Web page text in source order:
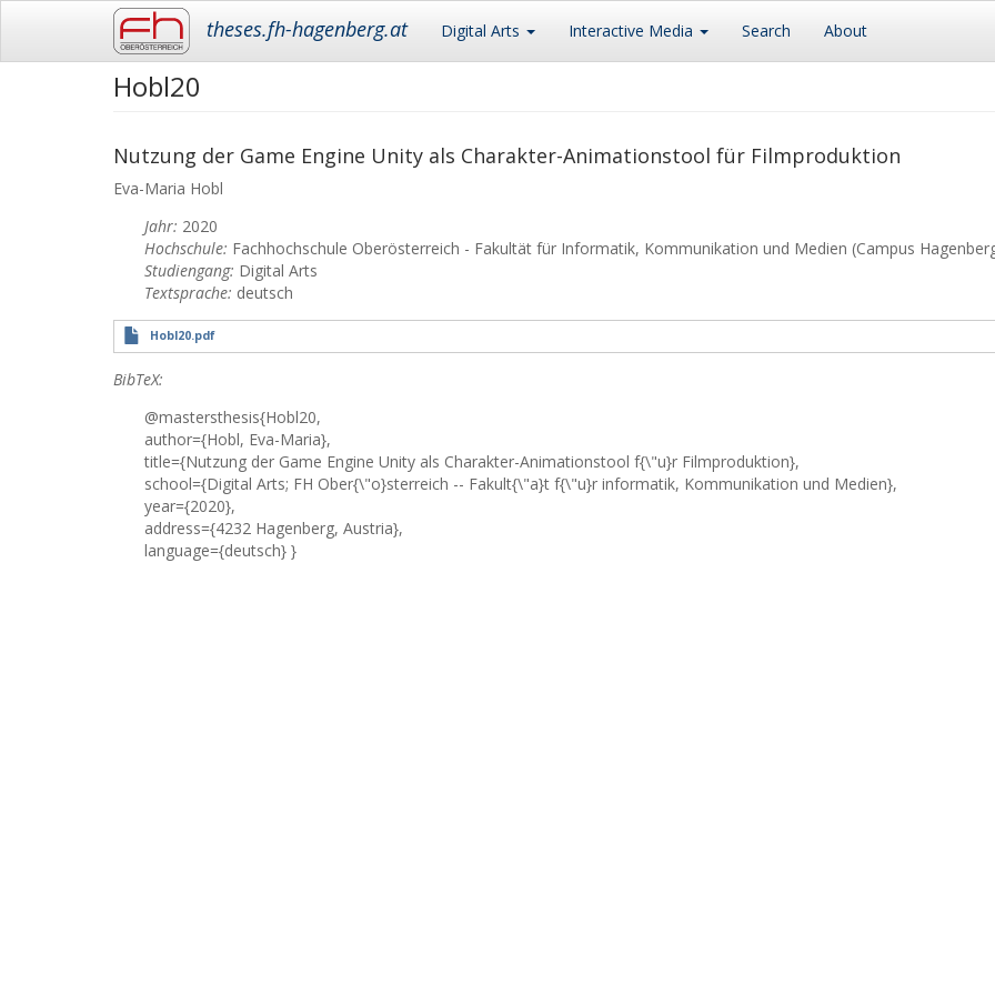
theses.fh-hagenberg.at
Main
navigation
Digital Arts Interactive Media Search About
Hobl20
Nutzung der Game Engine Unity als Charakter-Animationstool für Filmproduktion
Eva-Maria Hobl
Jahr: 2020
Hochschule: Fachhochschule Oberösterreich - Fakultät für Informatik, Kommunikation und Medien (Campus
Studiengang: Digital Arts
Textsprache: deutsch
Hobl20.pdf
BibTeX:
@mastersthesis{Hobl20,
author={Hobl, Eva-Maria},
title={Nutzung der Game Engine Unity als Charakter-Animationstool f{\"u}r Filmproduktion},
school={Digital Arts; FH Ober{\"o}sterreich -- Fakult{\"a}t f{\"u}r informatik, Kommunikation und Medien},
year={2020},
address={4232 Hagenberg, Austria},
language={deutsch} }